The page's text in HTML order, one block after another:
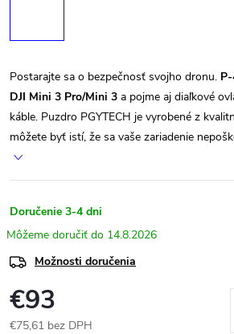
Postarajte sa o bezpečnosť svojho dronu.
DJI Mini 3 Pro/Mini 3 a pojme aj diaľkové
káble. Puzdro PGYTECH je vyrobené z
môžete byť istí, že sa vaše zariadenie
Doručenie 3-4 dni
14.8.2026
Možnosti doručenia
€93
€75,61 bez DPH